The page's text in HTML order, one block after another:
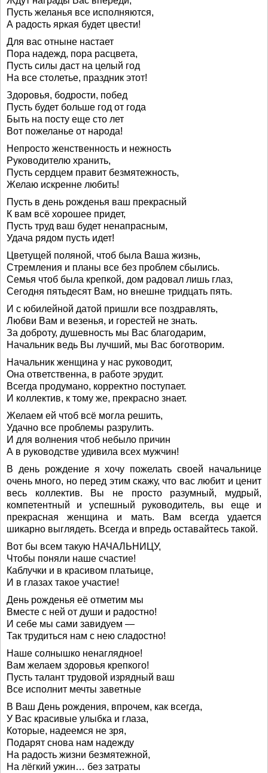
Пусть желанья все исполняются,
А радость яркая будет цвести!
Для вас отныне настает
Пора надежд, пора расцвета,
Пусть силы даст на целый год
На все столетье, праздник этот!
Здоровья, бодрости, побед
Пусть будет больше год от года
Быть на посту еще сто лет
Вот пожеланье от народа!
Непросто женственность и нежность
Руководителю хранить,
Пусть сердцем правит безмятежность,
Желаю искренне любить!
Пусть в день рожденья ваш прекрасный
К вам всё хорошее придет,
Пусть труд ваш будет ненапрасным,
Удача рядом пусть идет!
Цветущей поляной, чтоб была Ваша жизнь,
Стремления и планы все без проблем сбылись.
Семья чтоб была крепкой, дом радовал лишь глаз,
Сегодня пятьдесят Вам, но внешне тридцать пять.
И с юбилейной датой пришли все поздравлять,
Любви Вам и везенья, и горестей не знать.
За доброту, душевность мы Вас благодарим,
Начальник ведь Вы лучший, мы Вас боготворим.
Начальник женщина у нас руководит,
Она ответственна, в работе эрудит.
Всегда продумано, корректно поступает.
И коллектив, к тому же, прекрасно знает.
Желаем ей чтоб всё могла решить,
Удачно все проблемы разрулить.
И для волнения чтоб небыло причин
А в руководстве удивила всех мужчин!
В день рождение я хочу пожелать своей начальнице
очень много, но перед этим скажу, что вас любит и ценит
весь коллектив. Вы не просто разумный, мудрый,
компетентный и успешный руководитель, вы еще и
прекрасная женщина и мать. Вам всегда удается
шикарно выглядеть. Всегда и впредь оставайтесь такой.
Вот бы всем такую НАЧАЛЬНИЦУ,
Чтобы поняли наше счастие!
Каблучки и в красивом платьице,
И в глазах такое участие!
День рожденья её отметим мы
Вместе с ней от души и радостно!
И себе мы сами завидуем —
Так трудиться нам с нею сладостно!
Наше солнышко ненаглядное!
Вам желаем здоровья крепкого!
Пусть талант трудовой изрядный ваш
Все исполнит мечты заветные
В Ваш День рождения, впрочем, как всегда,
У Вас красивые улыбка и глаза,
Которые, надеемся не зря,
Подарят снова нам надежду
На радость жизни безмятежной,
На лёгкий ужин… без затраты